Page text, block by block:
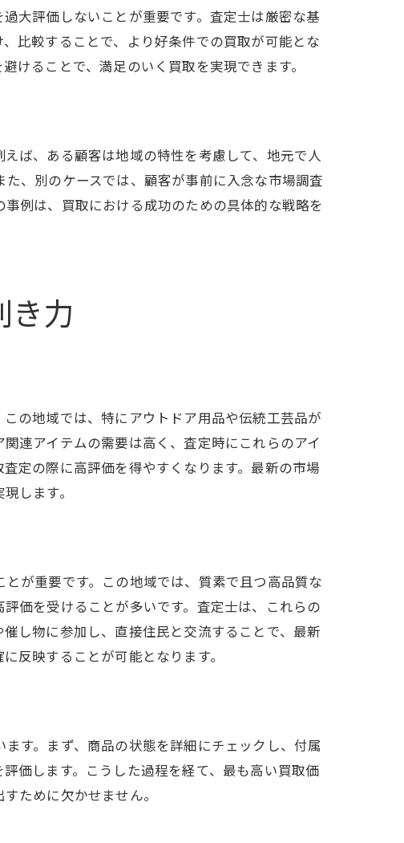
ドバイス
大評価しないことが重要です。査定士は厳密な基
比較することで、より好条件での買取が可能とな
けることで、満足のいく買取を実現できます。
ば、ある顧客は地域の特性を考慮して、地元で人
、別のケースでは、顧客が事前に入念な市場調査
例は、買取における成功のための具体的な戦略を
き力
の地域では、特にアウトドア用品や伝統工芸品が
連アイテムの需要は高く、査定時にこれらのアイ
定の際に高評価を得やすくなります。最新の市場
します。
が重要です。この地域では、質素で且つ高品質な
価を受けることが多いです。査定士は、これらの
し物に参加し、直接住民と交流することで、最新
反映することが可能となります。
す。まず、商品の状態を詳細にチェックし、付属
価します。こうした過程を経て、最も高い買取価
ために欠かせません。